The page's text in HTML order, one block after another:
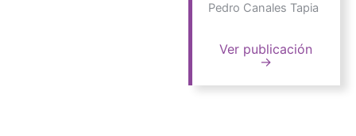
Pedro Canales Tapia
Ver publicación
→